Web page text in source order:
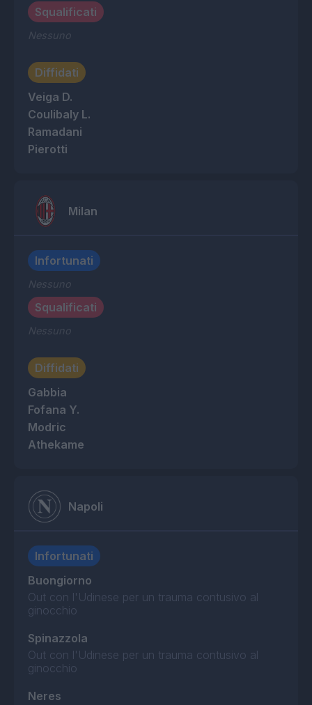
Squalificati
Nessuno
Diffidati
Veiga D.
Coulibaly L.
Ramadani
Pierotti
Milan
Infortunati
Nessuno
Squalificati
Nessuno
Diffidati
Gabbia
Fofana Y.
Modric
Athekame
Napoli
Infortunati
Buongiorno
Out con l'Udinese per un trauma contusivo al
ginocchio
Spinazzola
Out con l'Udinese per un trauma contusivo al
ginocchio
Neres